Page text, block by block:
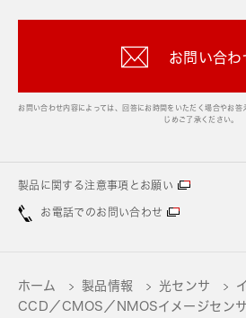
お問い合わ
お問い合わせ内容によっては、回答にお時間をいただく場合やお
じめご了承ください。
製品に関する注意事項とお願い
お電話でのお問い合わせ
ホーム 製品情報 光センサ
CCD／CMOS／NMOSイメージセンサ